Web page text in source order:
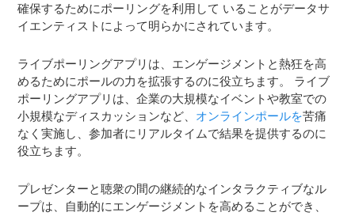
確保するためにポーリングを利用して いることがデータサ
イエンティストによって明らかにされています。
ライブポーリングアプリは、エンゲージメントと熱狂を高
めるためにポールの力を拡張するのに役立ちます。 ライブ
ポーリングアプリは、企業の大規模なイベントや教室での
小規模なディスカッションなど、 オンラインポールを苦痛
なく実施し、参加者にリアルタイムで結果を提供するのに
役立ちます。
プレゼンターと聴衆の間の継続的なインタラクティブなル
ープは、自動的にエンゲージメントを高めることができ、